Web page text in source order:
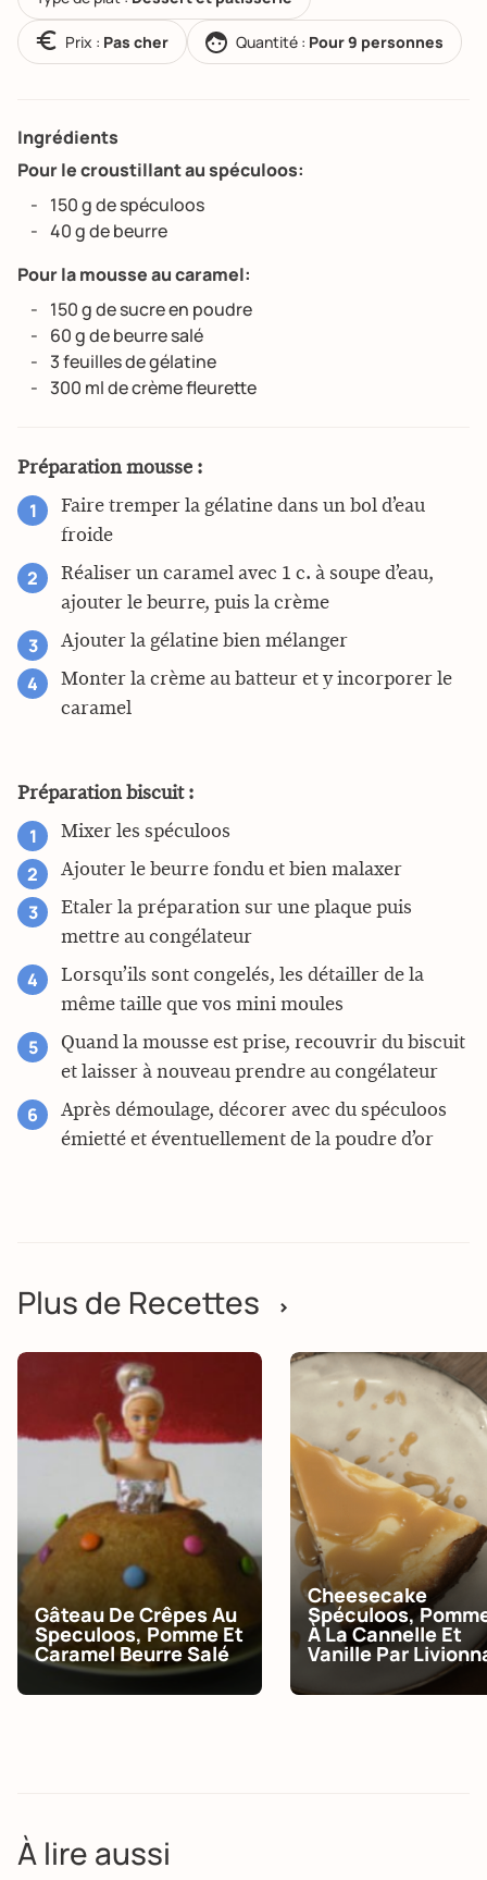
Prix : Pas cher Quantité : Pour 9 personnes
Ingrédients
Pour le croustillant au spéculoos:
150 g de spéculoos
40 g de beurre
Pour la mousse au caramel:
150 g de sucre en poudre
60 g de beurre salé
3 feuilles de gélatine
300 ml de crème fleurette
Préparation mousse :
Faire tremper la gélatine dans un bol d’eau
froide
Réaliser un caramel avec 1 c. à soupe d’eau,
ajouter le beurre, puis la crème
Ajouter la gélatine bien mélanger
Monter la crème au batteur et y incorporer le
caramel
Préparation biscuit :
Mixer les spéculoos
Ajouter le beurre fondu et bien malaxer
Etaler la préparation sur une plaque puis
mettre au congélateur
Lorsqu’ils sont congelés, les détailler de la
même taille que vos mini moules
Quand la mousse est prise, recouvrir du biscuit
et laisser à nouveau prendre au congélateur
Après démoulage, décorer avec du spéculoos
émietté et éventuellement de la poudre d’or
Plus de Recettes >
Gâteau De Crêpes Au
Speculoos, Pomme Et
Caramel Beurre Salé
Cheesecake
Spéculoos,
À La Cannelle Et
Vanille Par
À lire aussi